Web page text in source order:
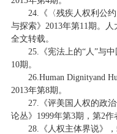
24.《〈残疾人权利公
与探索》2013年第11期。
全文转载。
25.《宪法上的“人”与
10期。
26.Human Dignityand
2013年第8期。
27.《评美国人权的政
论丛》1999年第3期，第2作
28.《人权主体界说》